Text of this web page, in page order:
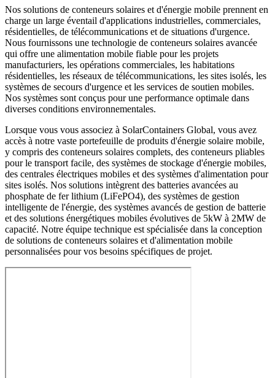
Nos solutions de conteneurs solaires et d'énergie mobile prennent en
charge un large éventail d'applications industrielles, commerciales,
résidentielles, de télécommunications et de situations d'urgence.
Nous fournissons une technologie de conteneurs solaires avancée
qui offre une alimentation mobile fiable pour les projets
manufacturiers, les opérations commerciales, les habitations
résidentielles, les réseaux de télécommunications, les sites isolés, les
systèmes de secours d'urgence et les services de soutien mobiles.
Nos systèmes sont conçus pour une performance optimale dans
diverses conditions environnementales.
Lorsque vous vous associez à SolarContainers Global, vous avez
accès à notre vaste portefeuille de produits d'énergie solaire mobile,
y compris des conteneurs solaires complets, des conteneurs pliables
pour le transport facile, des systèmes de stockage d'énergie mobiles,
des centrales électriques mobiles et des systèmes d'alimentation pour
sites isolés. Nos solutions intègrent des batteries avancées au
phosphate de fer lithium (LiFePO4), des systèmes de gestion
intelligente de l'énergie, des systèmes avancés de gestion de batterie
et des solutions énergétiques mobiles évolutives de 5kW à 2MW de
capacité. Notre équipe technique est spécialisée dans la conception
de solutions de conteneurs solaires et d'alimentation mobile
personnalisées pour vos besoins spécifiques de projet.